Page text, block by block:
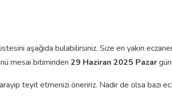
aşağıda bulabilirsiniz. Size en yakın
mesai bitiminden 29 Haziran 2025 Pazar
teyit etmenizi öneririz. Nadir de olsa bazı